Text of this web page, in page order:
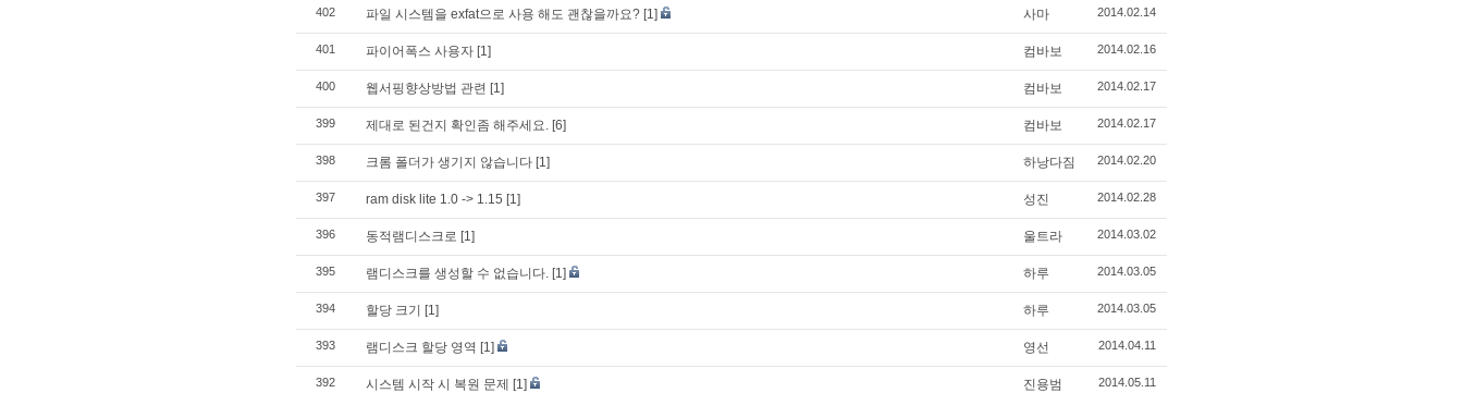
402 파일 시스템을 exfat으로 사용 해도 괜찮을까요? [1] 사마 2014.02.14
401 파이어폭스 사용자 [1] 컴바보 2014.02.16
400 웹서핑향상방법 관련 [1] 컴바보 2014.02.17
399 제대로 된건지 확인좀 해주세요. [6] 컴바보 2014.02.17
398 크롬 폴더가 생기지 않습니다 [1] 하낭다짐 2014.02.20
397 ram disk lite 1.0 -> 1.15 [1] 성진 2014.02.28
396 동적램디스크로 [1] 울트라 2014.03.02
395 램디스크를 생성할 수 없습니다. [1] 하루 2014.03.05
394 할당 크기 [1] 하루 2014.03.05
393 램디스크 할당 영역 [1] 영선 2014.04.11
392 시스템 시작 시 복원 문제 [1] 진용범 2014.05.11